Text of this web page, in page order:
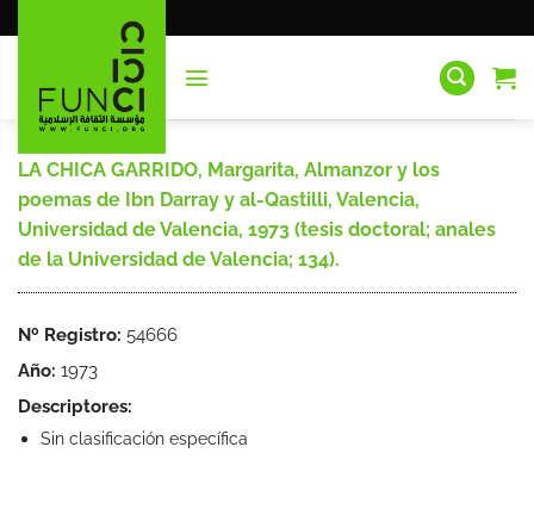
al
LA CHICA GARRIDO, Margarita, Almanzor y los
poemas de Ibn Darray y al-Qastilli, Valencia,
Universidad de Valencia, 1973 (tesis doctoral; anales
de la Universidad de Valencia; 134).
Nº Registro: 54666
Año: 1973
Descriptores:
Sin clasificación específica